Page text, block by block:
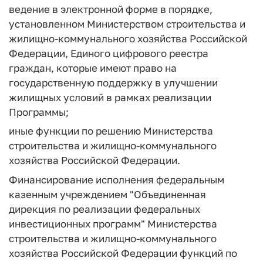
ведение в электронной форме в порядке,
установленном Министерством строительства и
жилищно-коммунального хозяйства Российской
Федерации, Единого цифрового реестра
граждан, которые имеют право на
государственную поддержку в улучшении
жилищных условий в рамках реализации
Программы;
иные функции по решению Министерства
строительства и жилищно-коммунального
хозяйства Российской Федерации.
Финансирование исполнения федеральным
казенным учреждением "Объединенная
дирекция по реализации федеральных
инвестиционных программ" Министерства
строительства и жилищно-коммунального
хозяйства Российской Федерации функций по